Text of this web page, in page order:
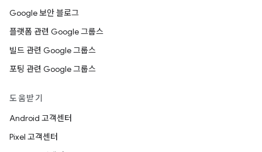
Google 보안 블로그
플랫폼 관련 Google 그룹스
빌드 관련 Google 그룹스
포팅 관련 Google 그룹스
도움받기
Android 고객센터
Pixel 고객센터